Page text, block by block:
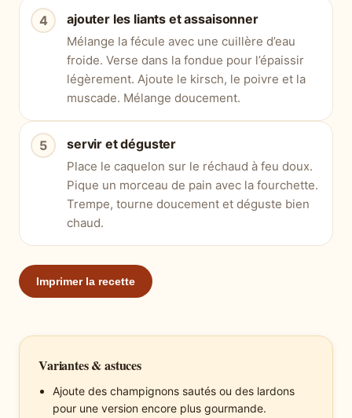
ajouter les liants et assaisonner
Mélange la fécule avec une cuillère d’eau
froide. Verse dans la fondue pour l’épaissir
légèrement. Ajoute le kirsch, le poivre et la
muscade. Mélange doucement.
servir et déguster
Place le caquelon sur le réchaud à feu doux.
Pique un morceau de pain avec la fourchette.
Trempe, tourne doucement et déguste bien
chaud.
Imprimer la recette
Variantes & astuces
Ajoute des champignons sautés ou des lardons
pour une version encore plus gourmande.